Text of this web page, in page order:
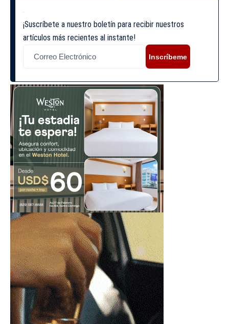
¡Suscríbete a nuestro boletín para recibir nuestros
artículos más recientes al instante!
Inscríbeme